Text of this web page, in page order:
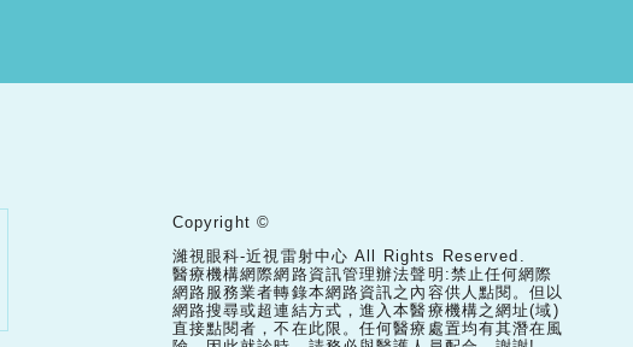
Copyright ©
濰視眼科-近視雷射中心 All Rights Reserved.
醫療機構網際網路資訊管理辦法聲明:禁止任何網際
網路服務業者轉錄本網路資訊之內容供人點閱。但以
網路搜尋或超連結方式，進入本醫療機構之網址(域)
直接點閱者，不在此限。任何醫療處置均有其潛在風